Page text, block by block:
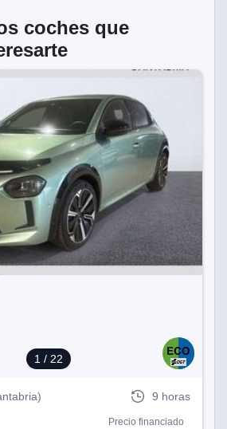
coches que
1 / 22
9 horas
Precio financiado